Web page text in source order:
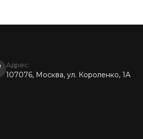
Адрес:
107076, Москва, ул. Короленко, 1А